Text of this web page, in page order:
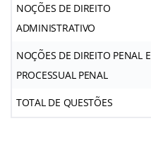
NOÇÕES DE DIREITO
ADMINISTRATIVO
NOÇÕES DE DIREITO PENAL E
PROCESSUAL PENAL
TOTAL DE QUESTÕES